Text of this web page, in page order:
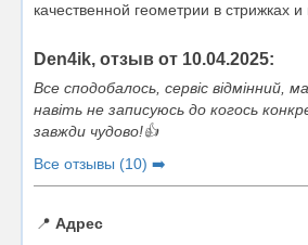
качественной геометрии в стрижках и
Den4ik, отзыв от 10.04.2025:
Все сподобалось, сервіс відмінний,
навіть не записуюсь до когось
завжди чудово!👍
Все отзывы (10) ➡️
📍 Адрес